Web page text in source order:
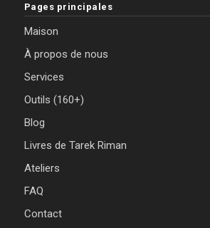
Pages principales
Maison
À propos de nous
Services
Outils (160+)
Blog
Livres de Tarek Riman
Ateliers
FAQ
Contact